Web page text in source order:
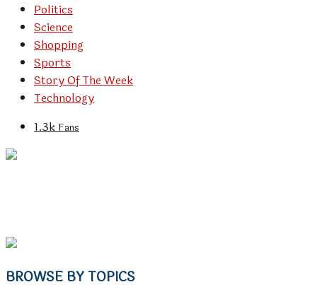
Politics
Science
Shopping
Sports
Story Of The Week
Technology
1.3k Fans
BROWSE BY TOPICS